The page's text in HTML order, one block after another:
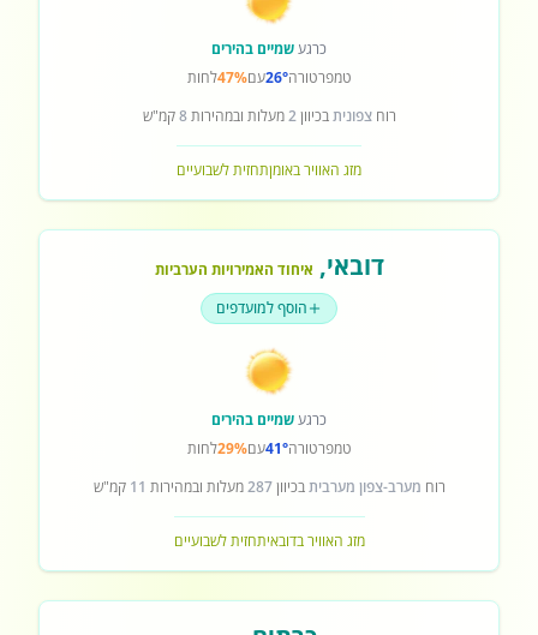
כרגעשמיים בהירים
טמפרטורה26°עם47%לחות
רוחצפוניתבכיוון2מעלות ובמהירות8קמ"ש
מזג האוויר באומןתחזית לשבועיים
דובאי, איחוד האמירויות הערביות
הוסף למועדפים
כרגעשמיים בהירים
טמפרטורה41°עם29%לחות
רוח מערב-צפון מערביתבכיוון287מעלות ובמהירות 11 קמ"ש
מזג האוויר בדובאיתחזית לשבועיים